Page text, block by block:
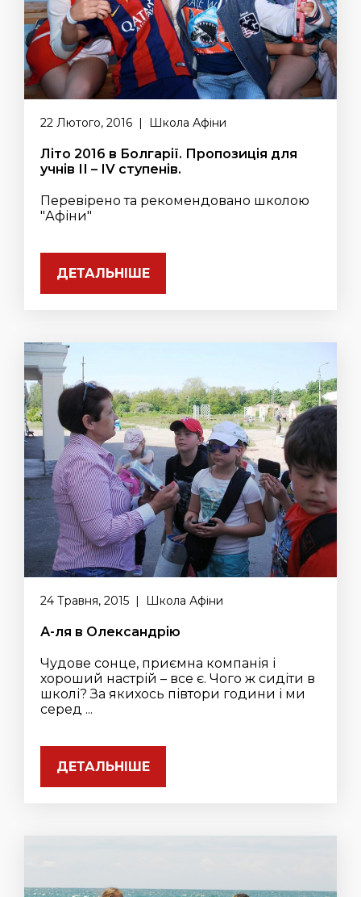
22 Лютого, 2016 | Школа Афіни
Літо 2016 в Болгарії. Пропозиція для
учнів ІІ – ІV ступенів.
Перевірено та рекомендовано школою
"Афіни"
ДЕТАЛЬНІШЕ
24 Травня, 2015 | Школа Афіни
А-ля в Олександрію
Чудове сонце, приємна компанія і
хороший настрій – все є. Чого ж сидіти в
школі? За якихось півтори години і ми
серед ...
ДЕТАЛЬНІШЕ